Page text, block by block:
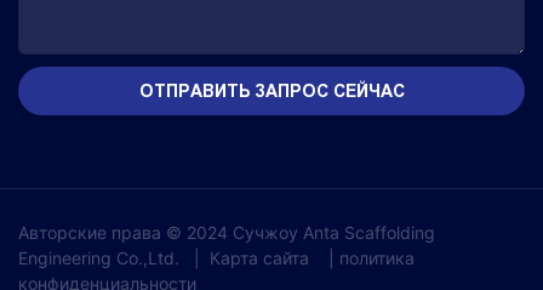
ОТПРАВИТЬ ЗАПРОС СЕЙЧАС
Авторские права © 2024 Сучжоу Anta Scaffolding
Engineering Co.,Ltd.
Карта сайта
политика
конфиденциальности